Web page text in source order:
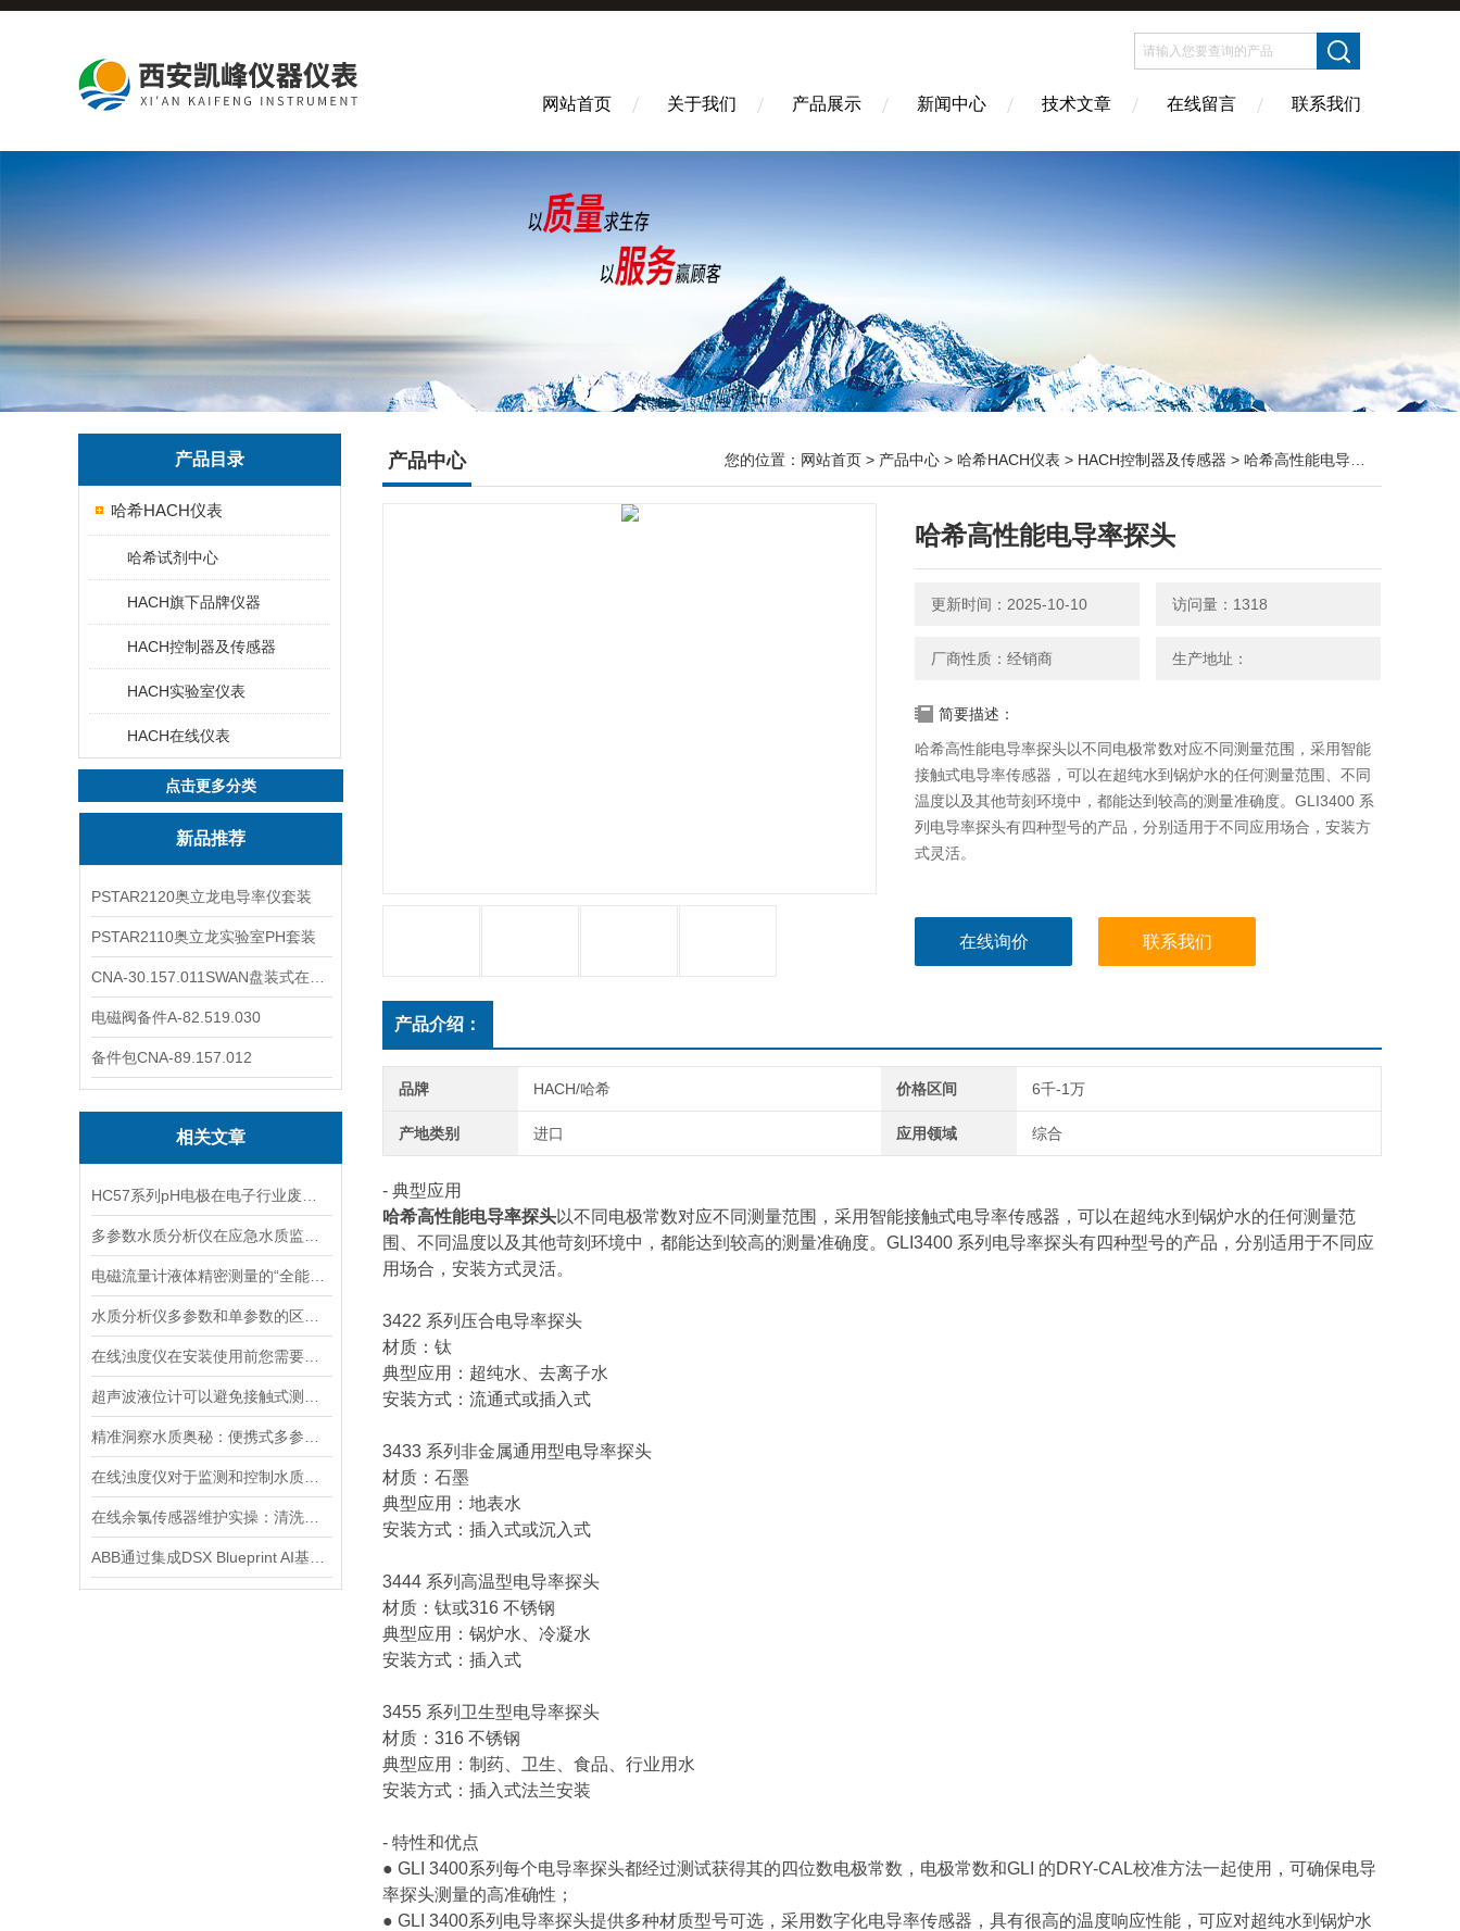
网站首页 关于我们 产品展示 新闻中心 技术文章 在线留言 联系我们
产品目录
哈希HACH仪表
哈希试剂中心
HACH旗下品牌仪器
HACH控制器及传感器
HACH实验室仪表
HACH在线仪表
点击更多分类
新品推荐
PSTAR2120奥立龙电导率仪套装
PSTAR2110奥立龙实验室PH套装
电磁阀备件A-82.519.030
备件包CNA-89.157.012
相关文章
产品中心 您的位置： 网站首页 > 产品中心 > 哈希HACH仪表 > HACH控制器及传感器 > 哈希高性能电导率探头
哈希高性能电导率探头
更新时间：2025-10-10 访问量：1318
厂商性质：经销商 生产地址：
简要描述：
哈希高性能电导率探头以不同电极常数对应不同测量范围，采用智能
接触式电导率传感器，可以在超纯水到锅炉水的任何测量范围、不同
温度以及其他苛刻环境中，都能达到较高的测量准确度。GLI3400 系
列电导率探头有四种型号的产品，分别适用于不同应用场合，安装方
式灵活。
在线询价 联系我们
产品介绍：
品牌 HACH/哈希 价格区间 6千-1万
产地类别 进口 应用领域 综合
- 典型应用
哈希高性能电导率探头以不同电极常数对应不同测量范围，采用智能接触式电导率传感器，可以在超纯水到锅炉水的任何测量范
围、不同温度以及其他苛刻环境中，都能达到较高的测量准确度。GLI3400 系列电导率探头有四种型号的产品，分别适用于不同应
用场合，安装方式灵活。
3422 系列压合电导率探头
材质：钛
典型应用：超纯水、去离子水
安装方式：流通式或插入式
3433 系列非金属通用型电导率探头
材质：石墨
典型应用：地表水
安装方式：插入式或沉入式
3444 系列高温型电导率探头
材质：钛或316 不锈钢
典型应用：锅炉水、冷凝水
安装方式：插入式
3455 系列卫生型电导率探头
材质：316 不锈钢
典型应用：制药、卫生、食品、行业用水
安装方式：插入式法兰安装
- 特性和优点
● GLI 3400系列每个电导率探头都经过测试获得其的四位数电极常数，电极常数和GLI 的DRY-CAL校准方法一起使用，可确保电导
率探头测量的高准确性；
● GLI 3400系列电导率探头提供多种材质型号可选，采用数字化电导率传感器，具有很高的温度响应性能，可应对超纯水到锅炉水